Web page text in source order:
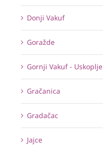
Donji Vakuf
Goražde
Gornji Vakuf - Uskoplje
Gračanica
Gradačac
Jajce